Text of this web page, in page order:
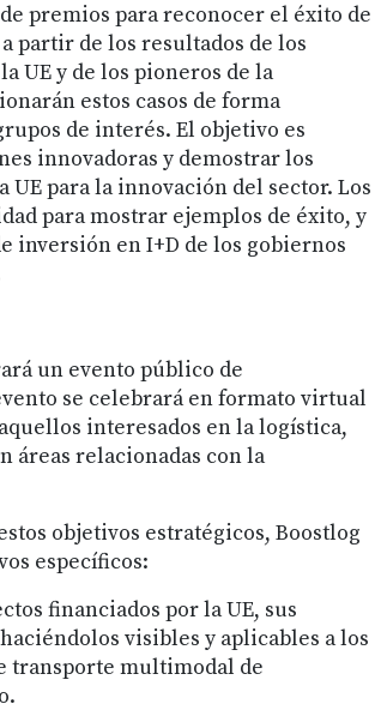
premios para reconocer el éxito de
partir de los resultados de los
UE y de los pioneros de la
estos casos de forma
de interés. El objetivo es
innovadoras y demostrar los
para la innovación del sector. Los
para mostrar ejemplos de éxito, y
inversión en I+D de los gobiernos
un evento público de
se celebrará en formato virtual
interesados en la logística,
áreas relacionadas con la
objetivos estratégicos, Boostlog
específicos:
financiados por la UE, sus
visibles y aplicables a los
transporte multimodal de